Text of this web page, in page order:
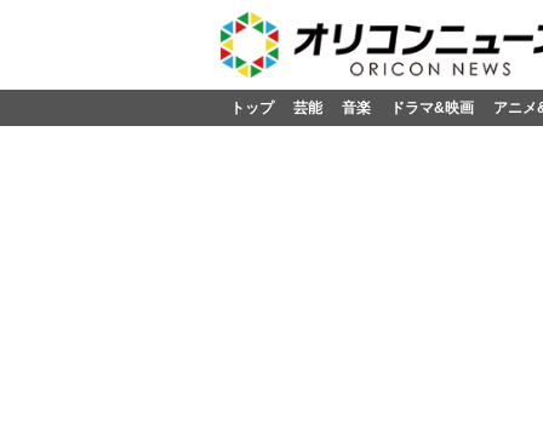
トップ 芸能 音楽 ドラマ&映画 アニメ